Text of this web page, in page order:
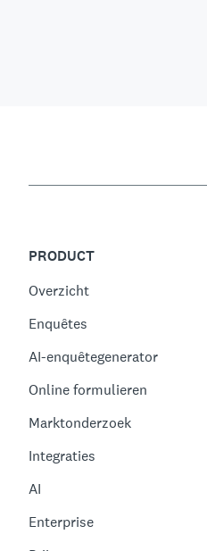
PRODUCT
Overzicht
Enquêtes
AI-enquêtegenerator
Online formulieren
Marktonderzoek
Integraties
AI
Enterprise